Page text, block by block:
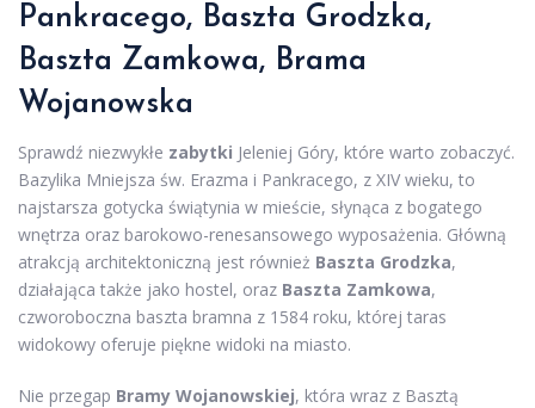
Pankracego, Baszta Grodzka,
Baszta Zamkowa, Brama
Wojanowska
Sprawdź niezwykłe zabytki Jeleniej Góry, które warto zobaczyć.
Bazylika Mniejsza św. Erazma i Pankracego, z XIV wieku, to
najstarsza gotycka świątynia w mieście, słynąca z bogatego
wnętrza oraz barokowo-renesansowego wyposażenia. Główną
atrakcją architektoniczną jest również Baszta Grodzka,
działająca także jako hostel, oraz Baszta Zamkowa,
czworoboczna baszta bramna z 1584 roku, której taras
widokowy oferuje piękne widoki na miasto.
Nie przegap Bramy Wojanowskiej, która wraz z Basztą